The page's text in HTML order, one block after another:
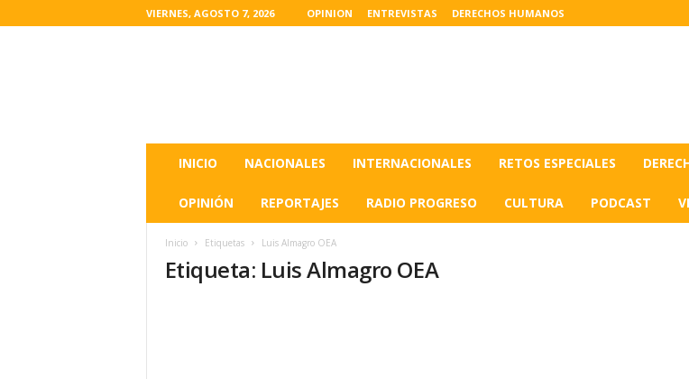
VIERNES, AGOSTO 7, 2026 OPINION ENTREVISTAS DERECHOS HUMANOS
INICIO NACIONALES INTERNACIONALES RETOS ESPECIALES
OPINIÓN REPORTAJES RADIO PROGRESO CULTURA PODCAST
Inicio Etiquetas Luis Almagro OEA
Etiqueta: Luis Almagro OEA